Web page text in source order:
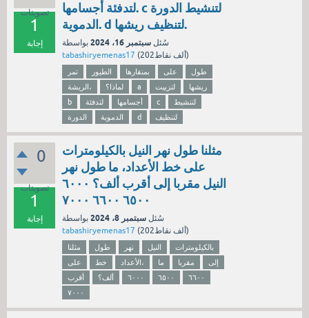
تصويتات
1
إجابة
لتدفئة أجسامها. c لتنشيط الدورة
الدموية. d لتنظيف ريشها.
سُئل سبتمبر 16، 2024
بواسطة
tabashiryemenas17 ( 202ألف نقاط)
تمر الطيور بمنقارها على
طول
الريشة،
لماذا؟ a لتزييت
ريشها
b
لتدفئة أجسامها c
لتنشيط
الدورة
الدموية d لتنظيف
0
تصويتات
1
إجابة
مثلنا طول نهر النيل بالكيلومترات
على خط الأعداد، ما طول نهر
النيل مقربا إلى أقرب ألف؟ ٦٠٠٠
٦٥٠٠ ٦٦٠٠ ٧٠٠٠
سُئل سبتمبر 8، 2024
بواسطة
tabashiryemenas17 ( 202ألف نقاط)
مثلنا طول نهر النيل
بالكيلومترات
على
خط الأعداد، ما مقربا
إلى
أقرب
ألف؟ ٦٠٠٠ ٦٥٠٠
٦٦٠٠
٧٠٠٠